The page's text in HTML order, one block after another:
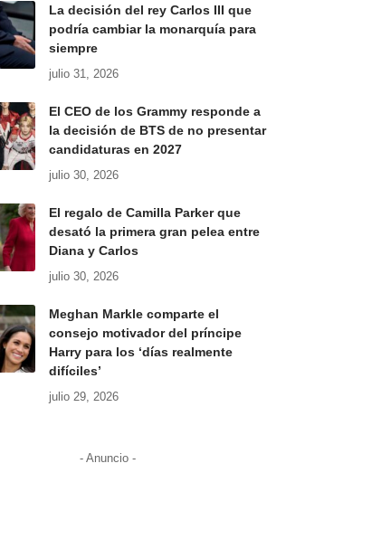
La decisión del rey Carlos III que
podría cambiar la monarquía para
siempre
julio 31, 2026
El CEO de los Grammy responde a
la decisión de BTS de no presentar
candidaturas en 2027
julio 30, 2026
El regalo de Camilla Parker que
desató la primera gran pelea entre
Diana y Carlos
julio 30, 2026
Meghan Markle comparte el
consejo motivador del príncipe
Harry para los ‘días realmente
difíciles’
julio 29, 2026
- Anuncio -